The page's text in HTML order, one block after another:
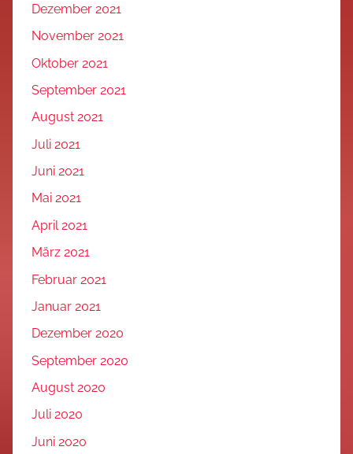
Dezember 2021
November 2021
Oktober 2021
September 2021
August 2021
Juli 2021
Juni 2021
Mai 2021
April 2021
März 2021
Februar 2021
Januar 2021
Dezember 2020
September 2020
August 2020
Juli 2020
Juni 2020